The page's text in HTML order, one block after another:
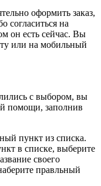
оформить заказ,
согласиться на
он есть сейчас. Вы
или на мобильный
с выбором, вы
помощи, заполнив
пункт из списка.
в списке, выберите
своего
правльный